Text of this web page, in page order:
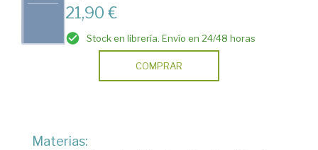
21,90 €
Stock en librería. Envío en 24/48 horas
COMPRAR
Materias: